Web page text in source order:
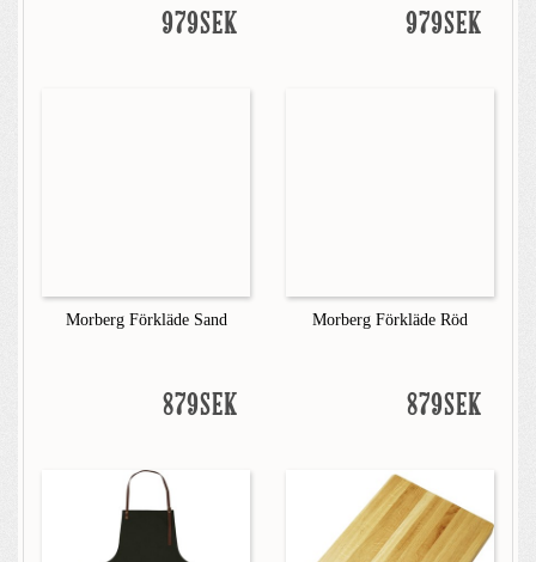
979SEK 979SEK
Morberg Förkläde Sand
879SEK
Morberg Förkläde Röd
879SEK